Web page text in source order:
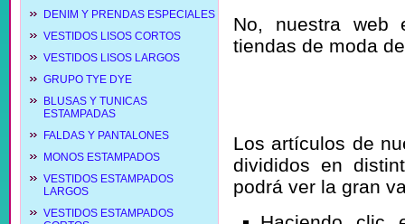
DENIM Y PRENDAS ESPECIALES
VESTIDOS LISOS CORTOS
VESTIDOS LISOS LARGOS
GRUPO TYE DYE
BLUSAS Y TUNICAS
ESTAMPADAS
FALDAS Y PANTALONES
MONOS ESTAMPADOS
VESTIDOS ESTAMPADOS
LARGOS
VESTIDOS ESTAMPADOS
No, nuestra web
tiendas de moda
Los artículos de
divididos en
podrá ver la gran